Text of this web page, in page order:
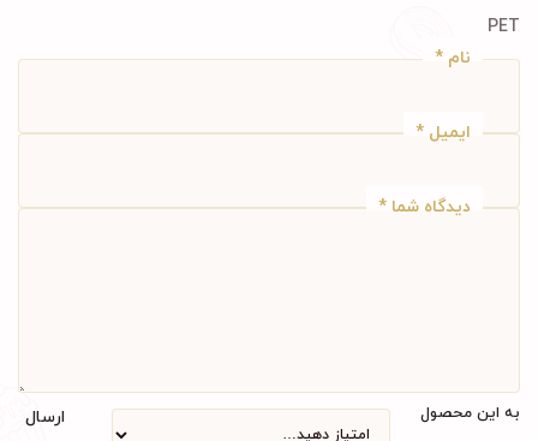
PET
نام *
ایمیل *
دیدگاه شما *
به این محصول
ارسال